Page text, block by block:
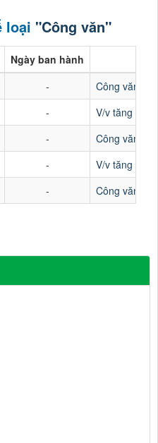
loại "Công văn"
Ngày ban hành
-
Công văn về
-
V/v tăng
-
Công văn Số
-
V/v tăng
- Công văn V/